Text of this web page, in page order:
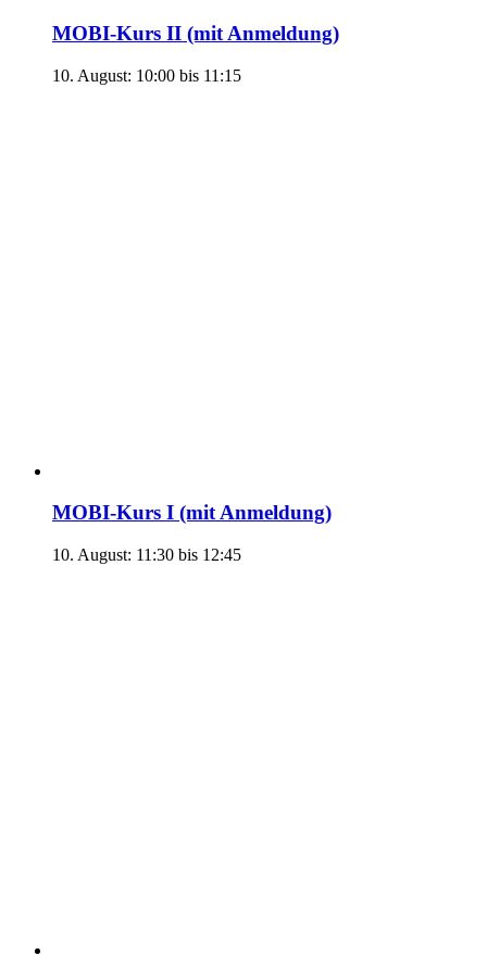
MOBI-Kurs II (mit Anmeldung)
10. August: 10:00 bis 11:15
MOBI-Kurs I (mit Anmeldung)
10. August: 11:30 bis 12:45